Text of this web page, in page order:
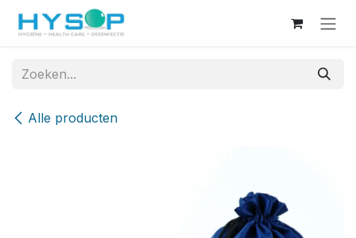
Overslaan naar inhoud
Alle producten